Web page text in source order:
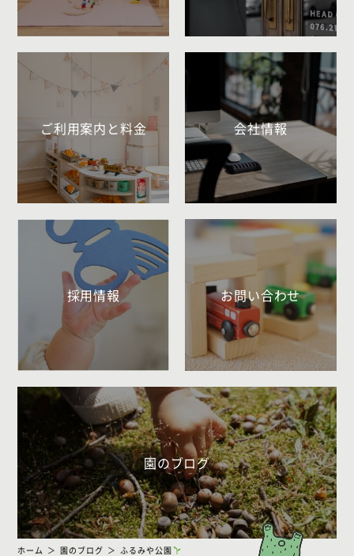
ご利用案内と料金 会社情報
採用情報 お問い合わせ
園のブログ
ホーム 園のブログ ふるみや公園